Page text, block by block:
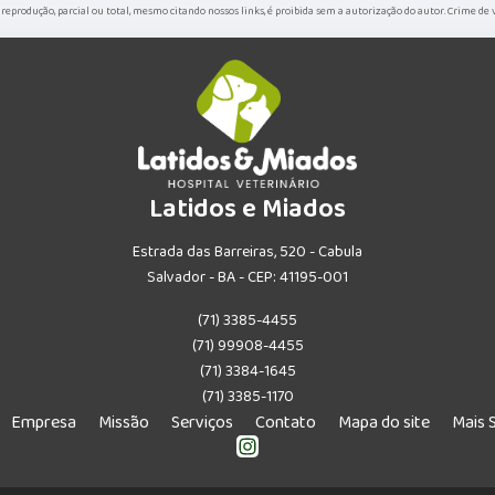
reprodução, parcial ou total, mesmo citando nossos links, é proibida sem a autorização do autor. Crime
Latidos e Miados
Estrada das Barreiras, 520 - Cabula
Salvador - BA - CEP: 41195-001
(71) 3385-4455
(71) 99908-4455
(71) 3384-1645
(71) 3385-1170
Empresa Missão Serviços Contato Mapa do site Mais